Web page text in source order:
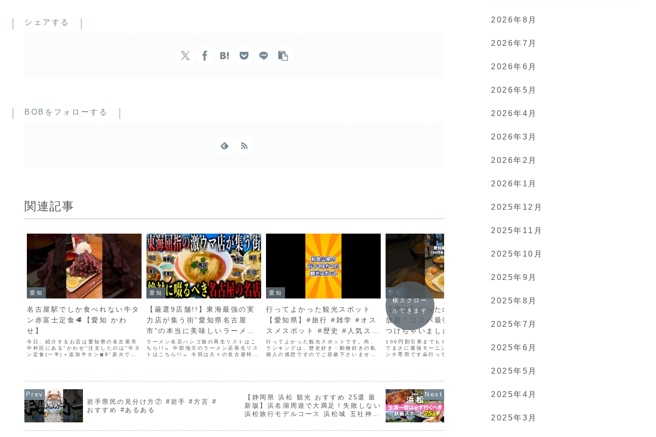
シェアする
BOBをフォローする
関連記事
愛知
名古屋駅でしか食べれない牛タ
ン赤富士定食🥩【愛知 かわ
せ】
今日、紹介するお店は愛知県の名古屋市
中村区にある"かわせ"注文したのは"牛タ
ン定食(一半)＋追加牛タン✖️8"炭火で焼
愛知
【厳選9店舗!!】東海最強の実
力店が集う街”愛知県名古屋
市”の本当に美味しいラーメン
店を教えます【名古屋ラーメ
ン】
ラーメン名店ハシゴ旅の再生リストはこ
ちら!!→ 中部地方のラーメン店再生リス
トはこちら!!→ 今回は久々の名古屋特
愛知
行ってよかった観光スポット
【愛知県】#旅行 #雑学 #オス
スメスポット #歴史 #人気スポ
ット #絶景 #観光地 #愛知県
行ってよかった観光スポットです。尚、
ランキングは、歴史好き・動物好きの私
個人の感想ですのでご容赦下さいませ。
愛知
【愛知】たったの100円で食べ
放題！コスパ最強モーニング見
つけちゃいました！#shorts #
グルメ
100円割引券までもらえる！土日祝もOK
でまさに最強モーニング！※割引券はラ
ンチ専用です🙇行ってみたくなったらシ
市の就労支援事業所ドルフィンさんが運
営するカフェ駐車場めっちゃ広いし席数
愛知が誇る絶対に行ってほしい絶景スポ
ットをスケ所紹介します！！清流①#乳岩
三河広瀬駅
横スクロー
ルできます
岩手県民の見分け方⑦ #岩手 #方言 #
おすすめ #あるある
【静岡県 浜松 観光 おすすめ 25選 最
新版】浜名湖周遊で大満足！失敗しない
浜松旅行モデルコース 浜松城 五社神社
わやかハンバーグ
2026年8月
2026年7月
2026年6月
2026年5月
2026年4月
2026年3月
2026年2月
2026年1月
2025年12月
2025年11月
2025年10月
2025年9月
2025年8月
2025年7月
2025年6月
2025年5月
2025年4月
2025年3月